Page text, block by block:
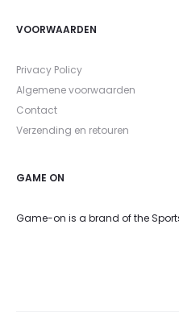
VOORWAARDEN
Privacy Policy
Algemene voorwaarden
Contact
Verzending en retouren
GAME ON
Game-on is a brand of the